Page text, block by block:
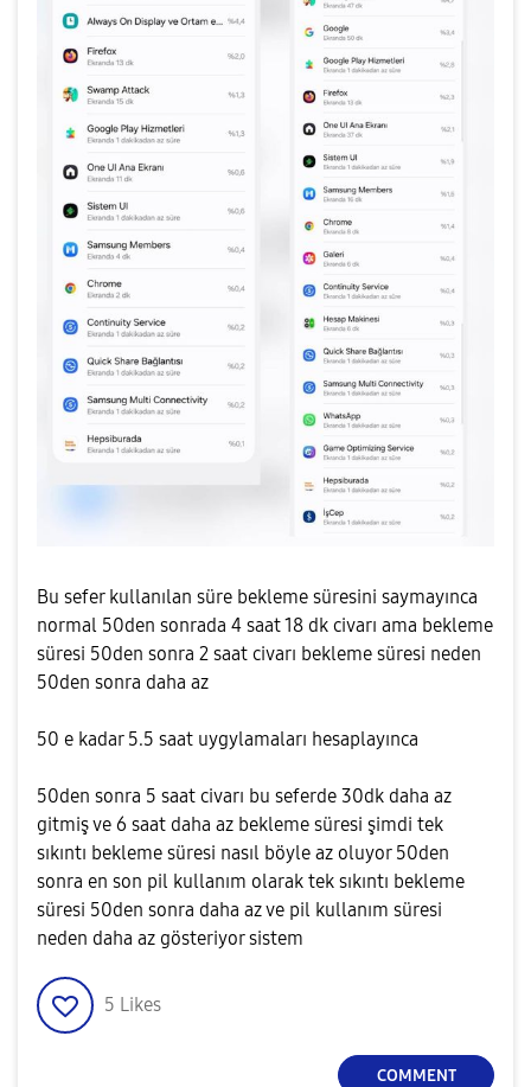
Bu sefer kullanılan süre bekleme süresini saymayınca
normal 50den sonrada 4 saat 18 dk civarı ama bekleme
süresi 50den sonra 2 saat civarı bekleme süresi neden
50den sonra daha az
50 e kadar 5.5 saat uygylamaları hesaplayınca
50den sonra 5 saat civarı bu seferde 30dk daha az
gitmiş ve 6 saat daha az bekleme süresi şimdi tek
sıkıntı bekleme süresi nasıl böyle az oluyor 50den
sonra en son pil kullanım olarak tek sıkıntı bekleme
süresi 50den sonra daha az ve pil kullanım süresi
neden daha az gösteriyor sistem
5 Likes
COMMENT